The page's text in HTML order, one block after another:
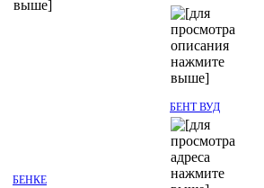
БЕНКЕ
БЕНТ ВУД